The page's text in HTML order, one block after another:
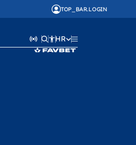
TOP_BAR.LOGIN
HR